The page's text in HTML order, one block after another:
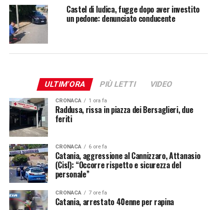
Castel di Iudica, fugge dopo aver investito
un pedone: denunciato conducente
ULTIM'ORA PIÙ LETTI VIDEO
CRONACA 1 ora fa
Raddusa, rissa in piazza dei Bersaglieri, due
feriti
CRONACA 6 ore fa
Catania, aggressione al Cannizzaro, Attanasio
(Cisl): “Occorre rispetto e sicurezza del
personale”
CRONACA 7 ore fa
Catania, arrestato 40enne per rapina